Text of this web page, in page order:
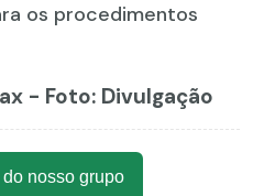
os procedimentos
- Foto: Divulgação
do nosso grupo